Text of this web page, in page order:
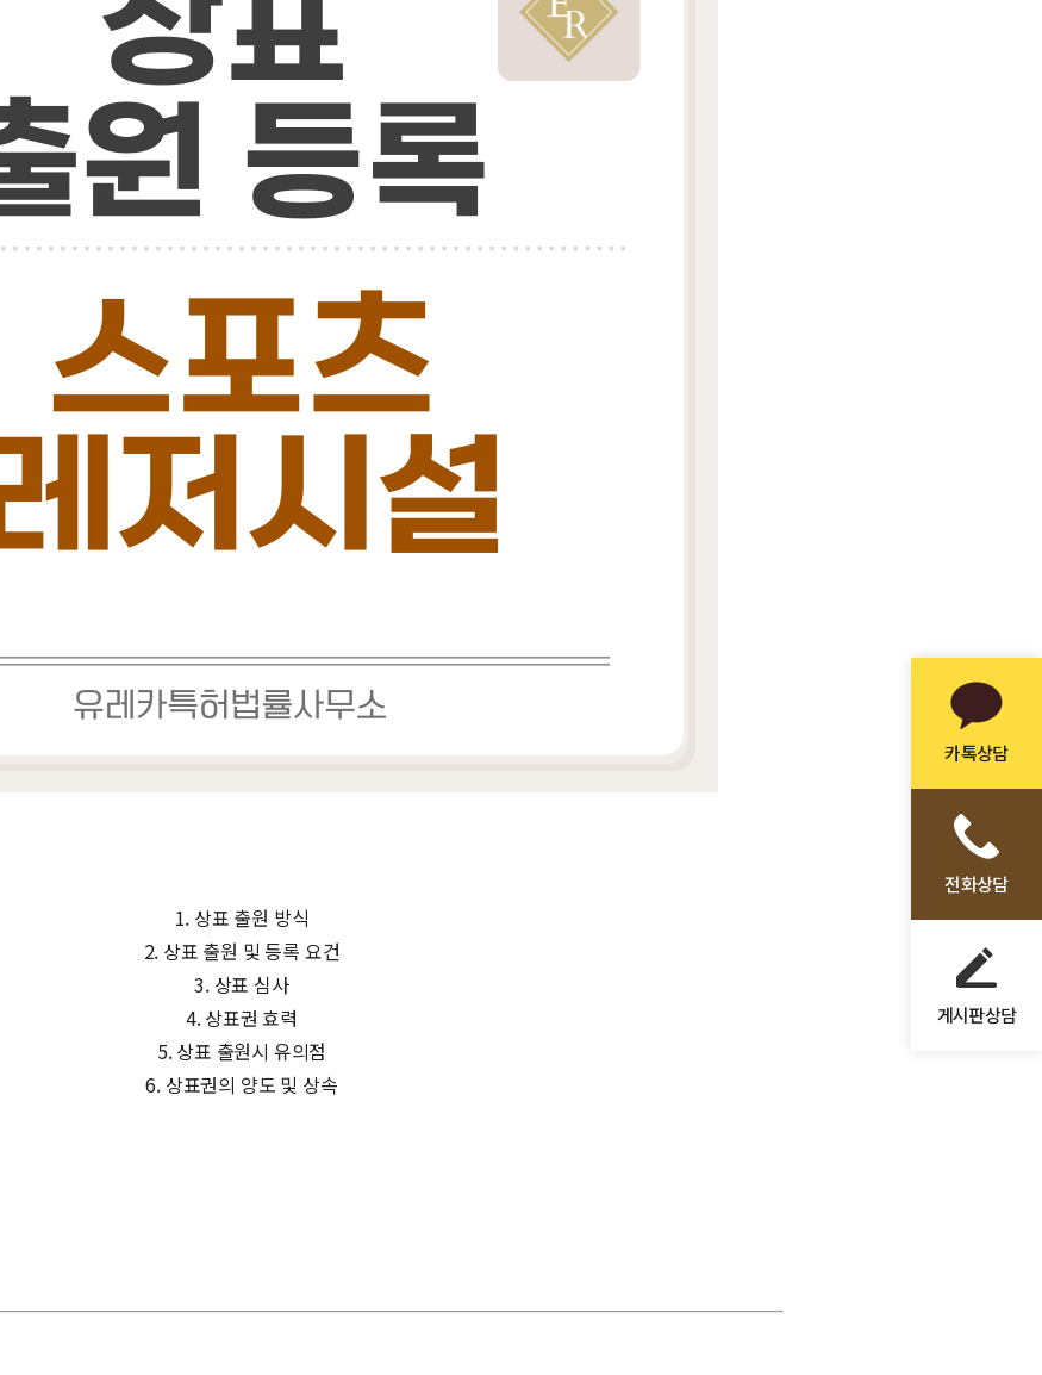
카톡상담
전화상담
게시판상담
1. 상표 출원 방식
2. 상표 출원 및 등록 요건
3. 상표 심사
4. 상표권 효력
5. 상표 출원시 유의점
6. 상표권의 양도 및 상속